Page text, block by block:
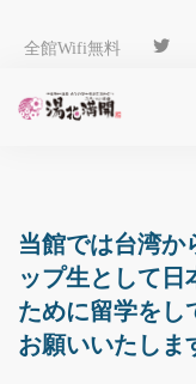
全館Wifi無料
客 室
温 泉
料 理
施 設
アクセス
当館では台湾か
ップ生として日
ために留学をし
お願いいたしま